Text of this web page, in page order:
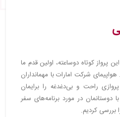
تور اختیاری
ماندلا
هتل
پرواز کوتاه دوساعته، اولین قدم ما
شرکت امارات با مهمانداران
راحت و بی‌دغدغه را برایمان
دوستانمان در مورد برنامه‌های سفر
کردیم.